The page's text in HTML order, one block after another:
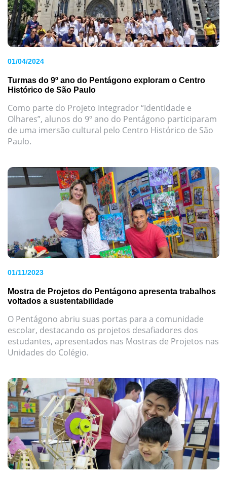
01/04/2024
Turmas do 9º ano do Pentágono exploram o Centro
Histórico de São Paulo
Como parte do Projeto Integrador “Identidade e
Olhares”, alunos do 9º ano do Pentágono participaram
de uma imersão cultural pelo Centro Histórico de São
Paulo.
01/11/2023
Mostra de Projetos do Pentágono apresenta trabalhos
voltados a sustentabilidade
O Pentágono abriu suas portas para a comunidade
escolar, destacando os projetos desafiadores dos
estudantes, apresentados nas Mostras de Projetos nas
Unidades do Colégio.